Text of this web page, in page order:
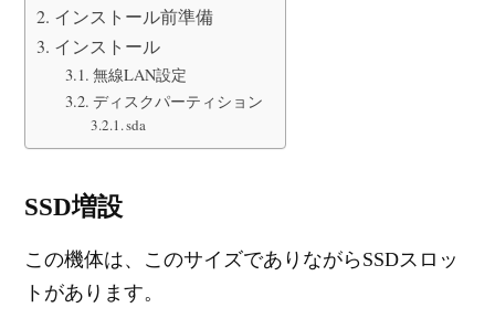
インストール前準備
インストール
無線LAN設定
ディスクパーティション
sda
SSD増設
この機体は、このサイズでありながらSSDスロッ
トがあります。